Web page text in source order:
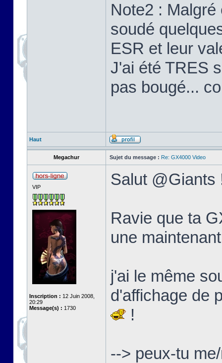
Note2 :
soudé
ESR et leur
J'ai été TRES
pas bougé...
Haut
Megachur Sujet du message : Re: GX4000 Video
VIP
Inscription : 12 Juin 2008,
20:29
Message(s) : 1730
Salut @Giants
Ravie que ta
une
j'ai le même
d'affichage de
!
--> peux-tu